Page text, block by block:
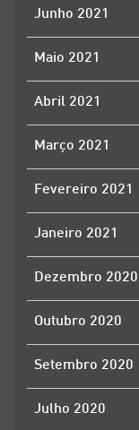
Junho 2021
Maio 2021
Abril 2021
Março 2021
Fevereiro 2021
Janeiro 2021
Dezembro 2020
Outubro 2020
Setembro 2020
Julho 2020